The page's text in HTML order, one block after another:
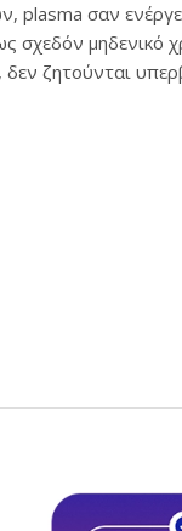
plasma σαν
σχεδόν μηδενικό
ζητούνται